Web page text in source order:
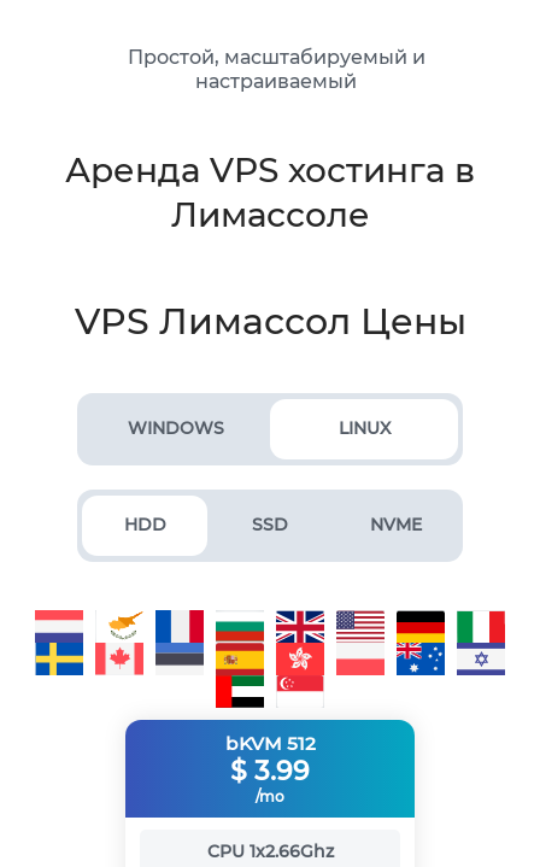
Аренда VPS хостинга в
Лимассоле
Простой, масштабируемый и
настраиваемый
VPS Лимассол Цены
WINDOWS LINUX
HDD SSD NVME
bKVM 512
$ 3.99
/mo
CPU 1x2.66Ghz